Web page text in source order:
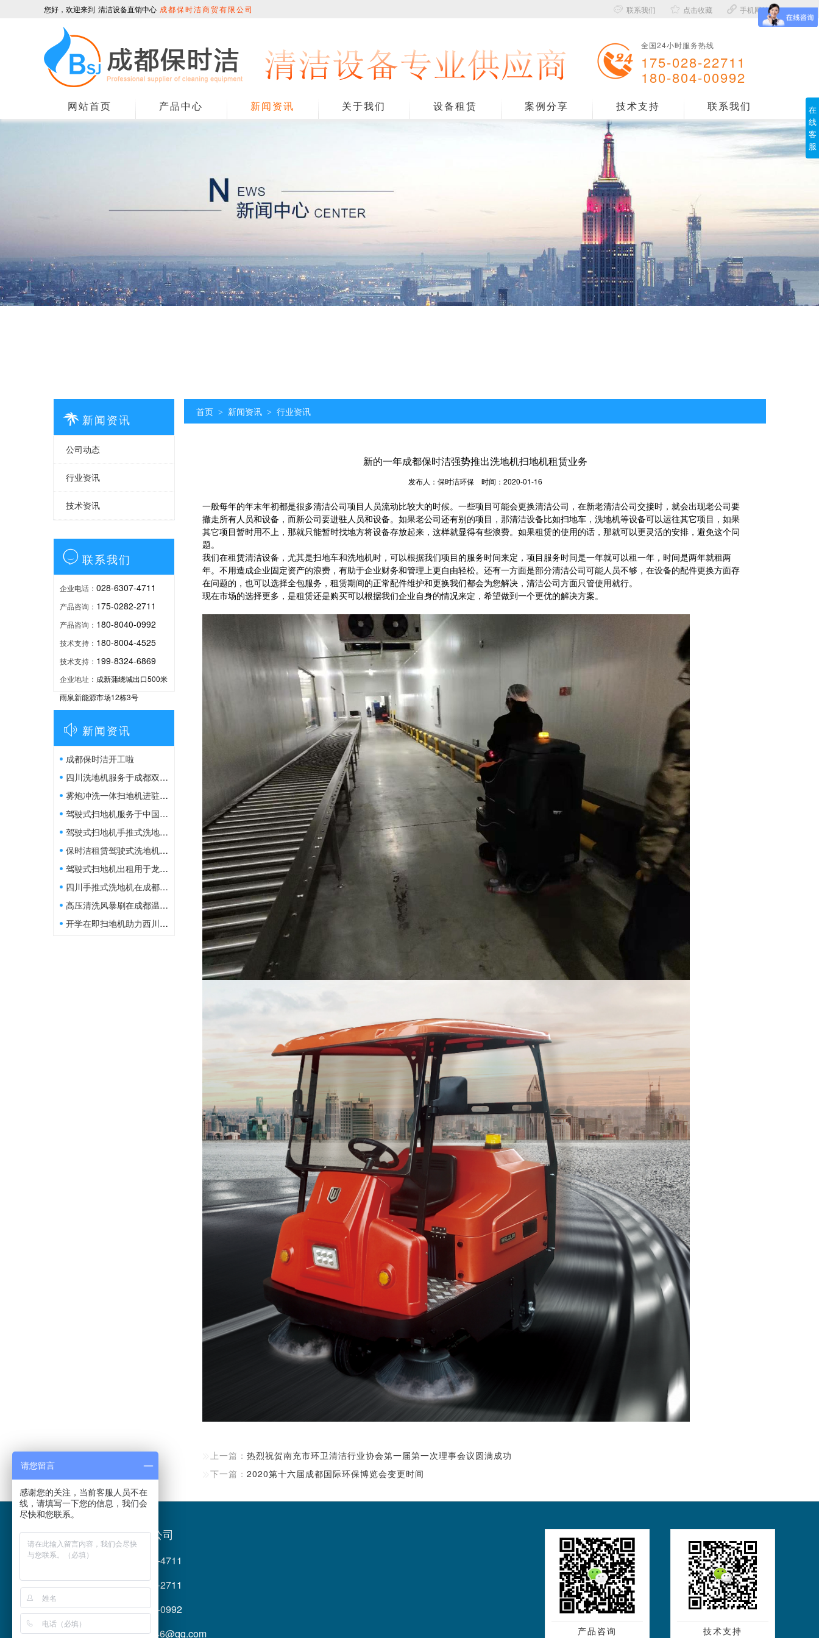
您好，欢迎来到 清洁设备直销中心 成都保时洁商贸有限公司  联系我们  点击收藏  手机网站
全国24小时服务热线
175-028-22711
180-804-00992
网站首页 产品中心 新闻资讯 关于我们 设备租赁 案例分享 技术支持 联系我们
 新闻资讯
公司动态
行业资讯
技术资讯
 联系我们
企业电话： 028-6307-4711
产品咨询： 175-0282-2711
产品咨询： 180-8040-0992
技术支持： 180-8004-4525
技术支持： 199-8324-6869
企业地址： 成新蒲绕城出口500米
雨泉新能源市场12栋3号
 新闻资讯
成都保时洁开工啦
四川洗地机服务于成都双流顺丰物流园
雾炮冲洗一体扫地机进驻中石油遂宁燃气净化公司
驾驶式扫地机服务于中国铁建商混站
驾驶式扫地机手推式洗地机在经开学校运用
保时洁租赁驾驶式洗地机在龙泉德睿自动化清洁
驾驶式扫地机出租用于龙泉白鹤林小区地下车库开荒保洁
四川手推式洗地机在成都温江杏林社区清洁
高压清洗风暴刷在成都温江亚洲湾的运用
开学在即扫地机助力西川中学校园清洁
首页 > 新闻资讯 > 行业资讯
新的一年成都保时洁强势推出洗地机扫地机租赁业务
发布人：保时洁环保 时间：2020-01-16
一般每年的年末年初都是很多清洁公司项目人员流动比较大的时候。一些项目可能会更换清洁公司，在新老清洁公司交接时，就会出现老公司要
撤走所有人员和设备，而新公司要进驻人员和设备。如果老公司还有别的项目，那清洁设备比如扫地车，洗地机等设备可以运往其它项目，如果
其它项目暂时用不上，那就只能暂时找地方将设备存放起来，这样就显得有些浪费。如果租赁的使用的话，那就可以更灵活的安排，避免这个问
题。
我们在租赁清洁设备，尤其是扫地车和洗地机时，可以根据我们项目的服务时间来定，项目服务时间是一年就可以租一年，时间是两年就租两
年。不用造成企业固定资产的浪费，有助于企业财务和管理上更自由轻松。还有一方面是部分清洁公司可能人员不够，在设备的配件更换方面存
在问题的，也可以选择全包服务，租赁期间的正常配件维护和更换我们都会为您解决，清洁公司方面只管使用就行。
现在市场的选择更多，是租赁还是购买可以根据我们企业自身的情况来定，希望做到一个更优的解决方案。
上一篇： 热烈祝贺南充市环卫清洁行业协会第一届第一次理事会议圆满成功
下一篇： 2020第十六届成都国际环保博览会变更时间
成都保时洁商贸有限公司
企业总机：028-6307-4711
产品咨询：175-0282-2711
产品咨询：180-8040-0992
邮 箱：930373546@qq.com
产品咨询 技术支持
在
线
客
服
请您留言
感谢您的关注，当前客服人员不在
线，请填写一下您的信息，我们会
尽快和您联系。